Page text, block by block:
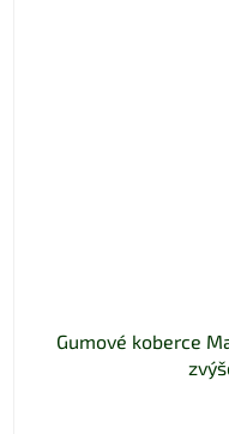
Gumové koberce